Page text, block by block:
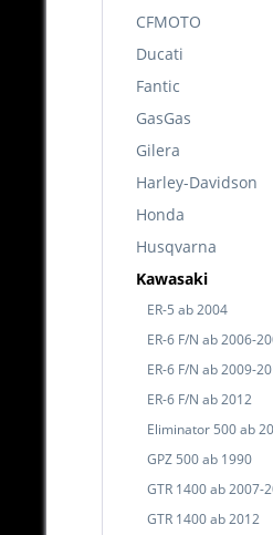
CFMOTO
Ducati
Fantic
GasGas
Gilera
Harley-Davidson
Honda
Husqvarna
Kawasaki
ER-5 ab 2004
ER-6 F/N ab 2006-
ER-6 F/N ab 2009-
ER-6 F/N ab 2012
Eliminator 500 ab
GPZ 500 ab 1990
GTR 1400 ab 2007-
GTR 1400 ab 2012